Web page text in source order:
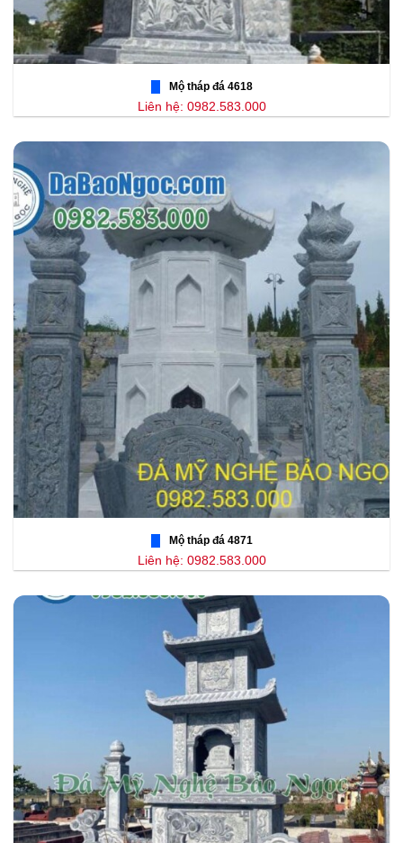
Mộ tháp đá 4618
Liên hệ: 0982.583.000
Mộ tháp đá 4871
Liên hệ: 0982.583.000